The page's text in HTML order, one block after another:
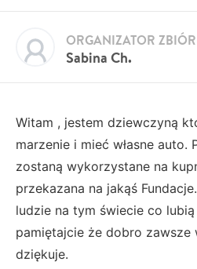
Sabina Ch.
ORGANIZATOR
Witam , jestem dziewczyną
marzenie i mieć własne auto.
zostaną wykorzystane na
przekazana na jakąś
ludzie na tym świecie co
pamiętajcie że dobro zawsze
dziękuje.